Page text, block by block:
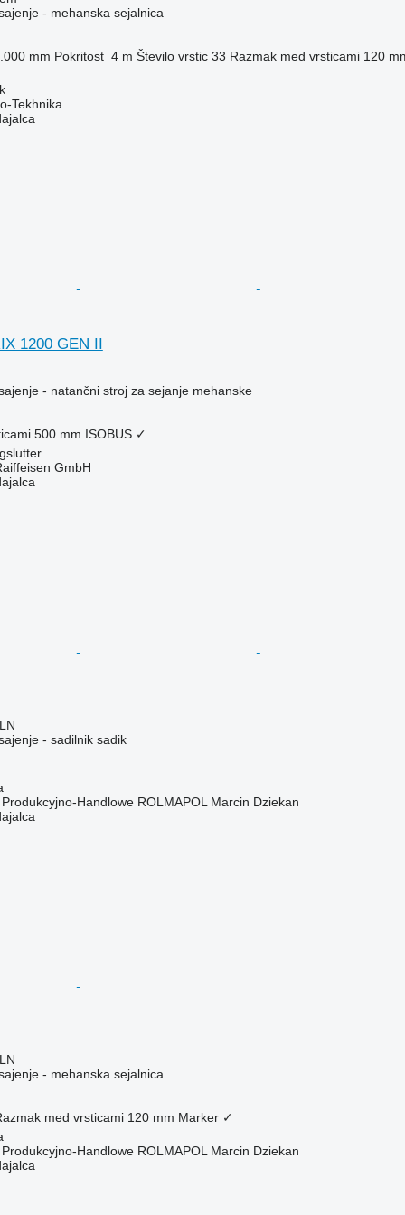
- mehanska sejalnica
mm Pokritost 4 m Število vrstic 33 Razmak med vrsticami 120
Tekhnika
1200 GEN II
- natančni stroj za sejanje mehanske
500 mm ISOBUS ✓
GmbH
- sadilnik sadik
Handlowe ROLMAPOL Marcin Dziekan
- mehanska sejalnica
med vrsticami 120 mm Marker ✓
Handlowe ROLMAPOL Marcin Dziekan